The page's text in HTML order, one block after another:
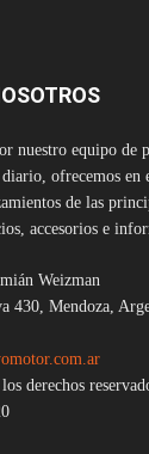
nuestro equipo de
ofrecemos en
de las
accesorios e
Weizman
430, Mendoza,
derechos